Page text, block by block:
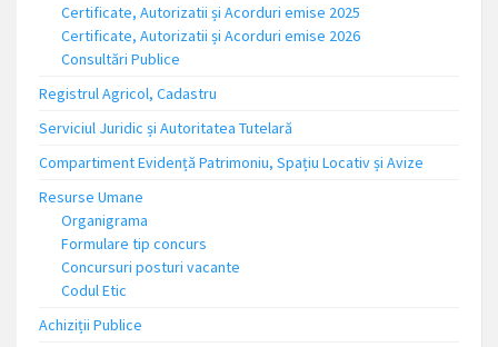
Certificate, Autorizatii și Acorduri emise 2025
Certificate, Autorizatii și Acorduri emise 2026
Consultări Publice
Registrul Agricol, Cadastru
Serviciul Juridic și Autoritatea Tutelară
Compartiment Evidență Patrimoniu, Spațiu Locativ și Avize
Resurse Umane
Organigrama
Formulare tip concurs
Concursuri posturi vacante
Codul Etic
Achiziții Publice